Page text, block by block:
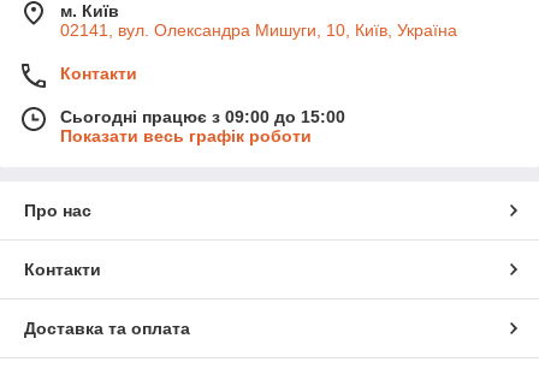
м. Київ
02141, вул. Олександра Мишуги, 10, Київ, Україна
Контакти
Сьогодні працює з 09:00 до 15:00
Показати весь графік роботи
Про нас
Контакти
Доставка та оплата